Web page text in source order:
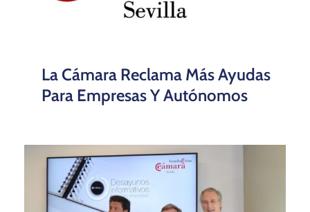
La Cámara Reclama Más Ayudas
Para Empresas Y Autónomos